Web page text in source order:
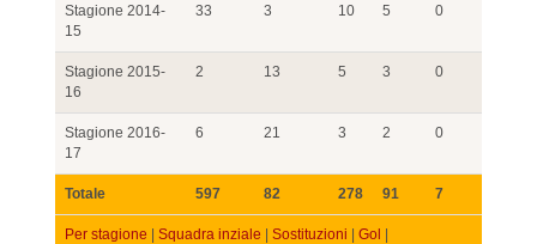
Stagione 2014-
15
33 3 10 5 0
Stagione 2015-
16
2 13 5 3 0
Stagione 2016-
17
6 21 3 2 0
Totale 597 82 278 91 7
Per stagione Squadra inziale Sostituzioni Gol